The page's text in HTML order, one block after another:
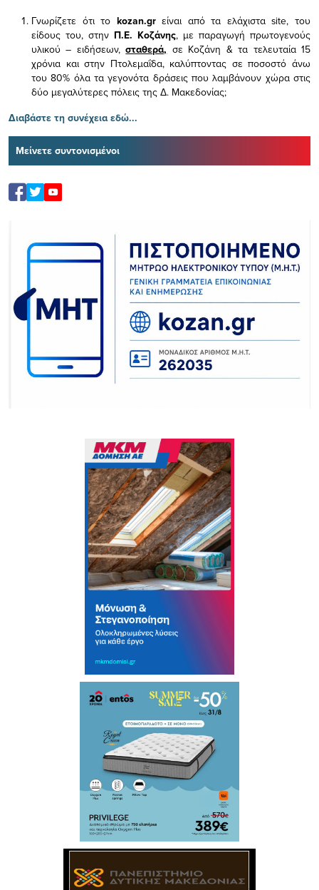
Γνωρίζετε ότι το kozan.gr είναι από τα ελάχισταsite, του
είδους του, στην Π.Ε. Κοζάνης, με παραγωγή πρωτογενούς
υλικού – ειδήσεων,σταθερά, σε Κοζάνη & τα τελευταία 15
χρόνια και στην Πτολεμαΐδα, καλύπτοντας σε ποσοστό άνω
του 80% όλα τα γεγονότα δράσεις που λαμβάνουν χώρα στις
δύο μεγαλύτερες πόλεις της Δ. Μακεδονίας;
Διαβάστε τη συνέχεια εδώ...
Μείνετε συντονισμένοι